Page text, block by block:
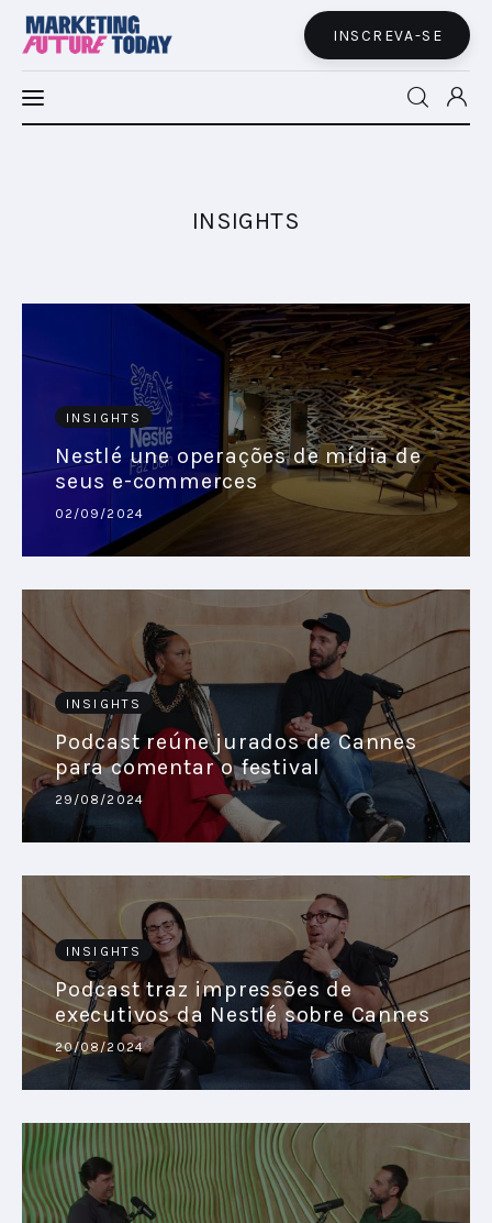
INSCREVA-SE
FUTURE BRAND LAB
EVENTOS
MARTECH
CONECTADES
PODCAST
INSIGHTS
INSIGHTS
Nestlé une operações de mídia de
seus e-commerces
02/09/2024
INSIGHTS
Podcast reúne jurados de Cannes
para comentar o festival
29/08/2024
INSIGHTS
Podcast traz impressões de
executivos da Nestlé sobre Cannes
20/08/2024